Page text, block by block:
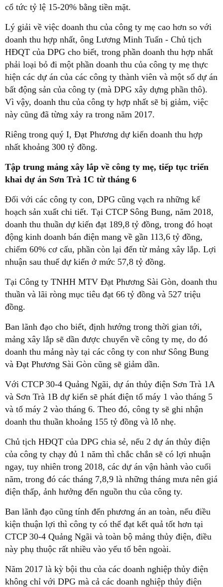
cổ tức tỷ lệ 15-20% bằng tiền mặt.
Lý giải về việc doanh thu của công ty mẹ cao hơn so với
doanh thu hợp nhất, ông Lương Minh Tuấn - Chủ tịch
HĐQT của DPG cho biết, trong phần doanh thu hợp nhất
phải loại bỏ đi một phần doanh thu của công ty mẹ thực
hiện các dự án của các công ty thành viên và một số dự án
bất động sản của công ty (mà DPG xây dựng phần thô).
Vì vậy, doanh thu của công ty hợp nhất sẽ bị giảm, việc
này cũng đã từng xảy ra trong năm 2017.
Riêng trong quý I, Đạt Phương dự kiến doanh thu hợp
nhất khoảng 300 tỷ đồng.
Tập trung mảng xây lắp về công ty mẹ, tiếp tục triển
khai dự án Sơn Trà 1C từ tháng 6
Đối với các công ty con, DPG cũng vạch ra những kế
hoạch sản xuất chi tiết. Tại CTCP Sông Bung, năm 2018,
doanh thu thuần dự kiến đạt 189,8 tỷ đồng, trong đó hoạt
động kinh doanh bán điện mang về gần 113,6 tỷ đồng,
chiếm 60% cơ cấu, phần còn lại đến từ mảng xây lắp. Lợi
nhuận sau thuế dự kiến ở mức 57,8 tỷ đồng.
Tại Công ty TNHH MTV Đạt Phương Sài Gòn, doanh thu
thuần và lãi ròng mục tiêu đạt 66 tỷ đồng và 527 triệu
đồng.
Ban lãnh đạo cho biết, định hướng trong thời gian tới,
mảng xây lắp sẽ dần được chuyển về công ty mẹ, do đó
doanh thu mảng này tại các công ty con như Sông Bung
và Đạt Phương Sài Gòn cũng sẽ giảm dần.
Với CTCP 30-4 Quảng Ngãi, dự án thủy điện Sơn Trà 1A
và Sơn Trà 1B dự kiến sẽ phát điện tổ máy 1 vào tháng 5
và tổ máy 2 vào tháng 6. Theo đó, công ty sẽ ghi nhận
doanh thu thuần khoảng 155 tỷ đồng và lỗ nhẹ.
Chủ tịch HĐQT của DPG chia sẻ, nếu 2 dự án thủy điện
của công ty chạy đủ 1 năm thì chắc chắn sẽ có lợi nhuận
ngay, tuy nhiên trong 2018, các dự án vận hành vào cuối
năm, trong đó các tháng 7,8,9 là những tháng mưa nên giá
điện thấp, ảnh hưởng đến nguồn thu của công ty.
Ban lãnh đạo cũng tính đến phương án an toàn, nếu điều
kiện thuận lợi thì công ty có thể đạt kết quả tốt hơn tại
CTCP 30-4 Quảng Ngãi và toàn bộ mảng thủy điện, điều
này phụ thuộc rất nhiều vào yếu tố bên ngoài.
Năm 2017 là kỳ bội thu của các doanh nghiệp thủy điện
không chỉ với DPG mà cả các doanh nghiệp thủy điện